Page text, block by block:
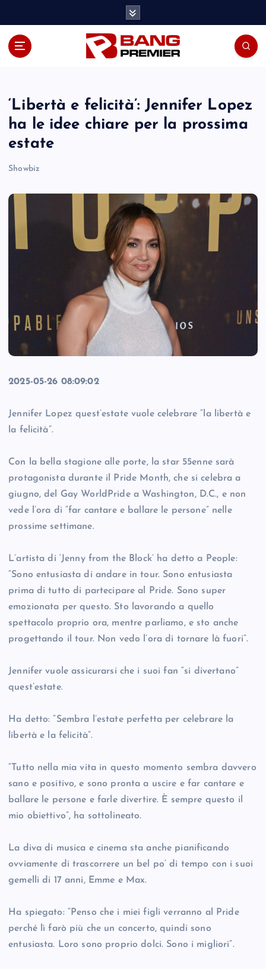
‘Libertà e felicità’: Jennifer Lopez
ha le idee chiare per la prossima
estate
Showbiz
2025-05-26 08:09:02
Jennifer Lopez quest’estate vuole celebrare “la libertà e
la felicità”.
Con la bella stagione alle porte, la star 55enne sarà
protagonista durante il Pride Month, che si celebra a
giugno, del Gay WorldPride a Washington, D.C., e non
vede l’ora di “far cantare e ballare le persone” nelle
prossime settimane.
L’artista di ‘Jenny from the Block’ ha detto a People:
“Sono entusiasta di andare in tour. Sono entusiasta
prima di tutto di partecipare al Pride. Sono super
emozionata per questo. Sto lavorando a quello
spettacolo proprio ora, mentre parliamo, e sto anche
progettando il tour. Non vedo l’ora di tornare là fuori”.
Jennifer vuole assicurarsi che i suoi fan “si divertano”
quest’estate.
Ha detto: “Sembra l’estate perfetta per celebrare la
libertà e la felicità”.
“Tutto nella mia vita in questo momento sembra davvero
sano e positivo, e sono pronta a uscire e far cantare e
ballare le persone e farle divertire. È sempre questo il
mio obiettivo”, ha sottolineato.
La diva di musica e cinema sta anche pianificando
ovviamente di trascorrere un bel po’ di tempo con i suoi
gemelli di 17 anni, Emme e Max.
Ha spiegato: “Penso che i miei figli verranno al Pride
perché lì farò più che un concerto, quindi sono
entusiasta. Loro sono proprio dolci. Sono i migliori”.